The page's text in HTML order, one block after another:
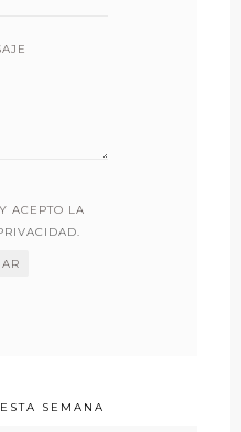
ACEPTO LA
.
SEMANA